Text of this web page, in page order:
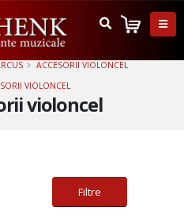
violoncel
ACCESORII VIOLONCEL
VIOLONCEL
Filtre
Adauga in cos